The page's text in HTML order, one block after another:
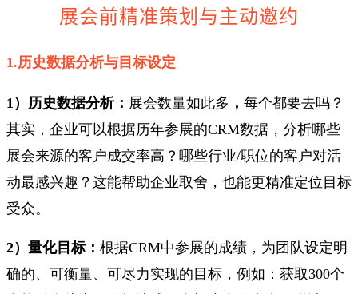
展会前精准策划与主动邀约
1.历史数据分析与目标设定
1）历史数据分析： 展会数量如此多 ， 每个都要去吗？
其实，企业可以根据历年参展的CRM数据，分析哪些
展会来源的客户成交率高？哪些行业/职位的客户对活
动最感兴趣？这能帮助企业取舍，也能更精准定位目标
受众。
2）量化目标： 根据CRM中参展的成绩，为团队设定明
确的、可衡量、可尽力实现的目标，例如：获取300个